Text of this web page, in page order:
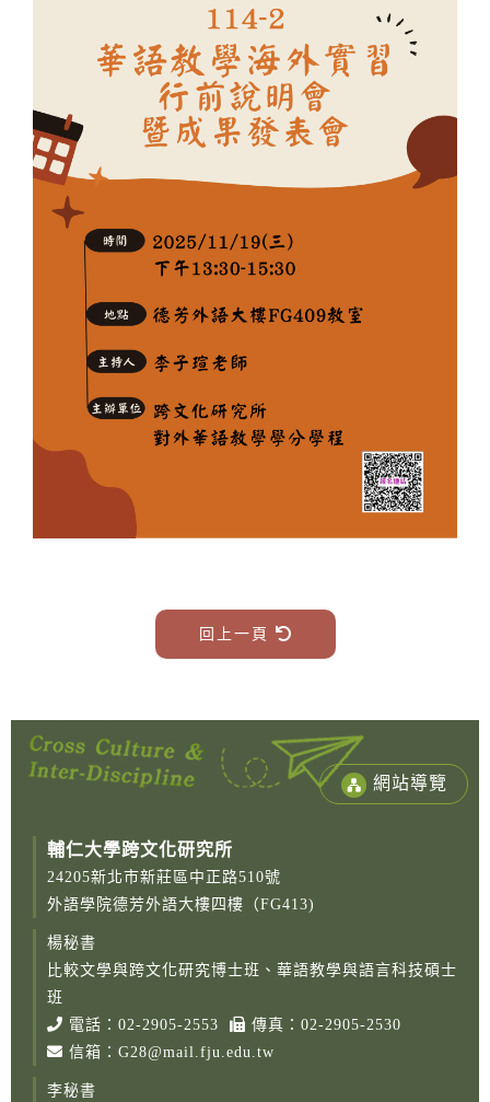
回上一頁
網站導覽
輔仁大學跨文化研究所
24205新北市新莊區中正路510號
外語學院德芳外語大樓四樓（FG413)
楊秘書
比較文學與跨文化研究博士班、華語教學與語言科技碩士
班
電話： 02-2905-2553
傳真：02-2905-2530
信箱： G28@mail.fju.edu.tw
李秘書